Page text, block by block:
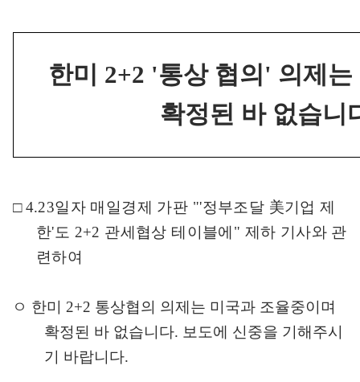
한미 2+2 '통상 협의 ' 의제는
확정된 바 없습니
□4.23일자 매일경제 가판 "'정부조달 美기업 제
한'도 2+2 관세협상 테이블에 " 제하 기사와 관
련하여
ㅇ 한미2+2 통상협의 의제는 미국과 조율중이며
확정된 바 없습니다. 보도에 신중을 기해주시
기 바랍니다.